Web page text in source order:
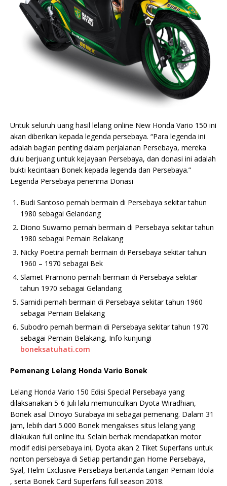
Untuk seluruh uang hasil lelang online New Honda Vario 150 ini
akan diberikan kepada legenda persebaya. “Para legenda ini
adalah bagian penting dalam perjalanan Persebaya, mereka
dulu berjuang untuk kejayaan Persebaya, dan donasi ini adalah
bukti kecintaan Bonek kepada legenda dan Persebaya.”
Legenda Persebaya penerima Donasi
Budi Santoso pernah bermain di Persebaya sekitar tahun
1980 sebagai Gelandang
Diono Suwarno pernah bermain di Persebaya sekitar tahun
1980 sebagai Pemain Belakang
Nicky Poetira pernah bermain di Persebaya sekitar tahun
1960 – 1970 sebagai Bek
Slamet Pramono pernah bermain di Persebaya sekitar
tahun 1970 sebagai Gelandang
Samidi pernah bermain di Persebaya sekitar tahun 1960
sebagai Pemain Belakang
Subodro pernah bermain di Persebaya sekitar tahun 1970
sebagai Pemain Belakang, Info kunjungi
boneksatuhati.com
Pemenang Lelang Honda Vario Bonek
Lelang Honda Vario 150 Edisi Special Persebaya yang
dilaksanakan 5-6 Juli lalu memunculkan Dyota Wiradhian,
Bonek asal Dinoyo Surabaya ini sebagai pemenang. Dalam 31
jam, lebih dari 5.000 Bonek mengakses situs lelang yang
dilakukan full online itu. Selain berhak mendapatkan motor
modif edisi persebaya ini, Dyota akan 2 Tiket Superfans untuk
nonton persebaya di Setiap pertandingan Home Persebaya,
Syal, Helm Exclusive Persebaya bertanda tangan Pemain Idola
, serta Bonek Card Superfans full season 2018.